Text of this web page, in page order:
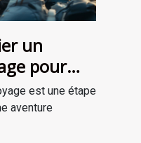
un
pour
est une étape
aventure